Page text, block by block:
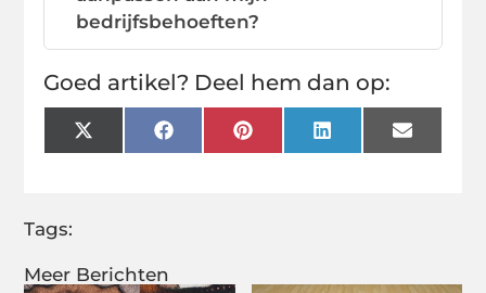
Meer Berichten
bedrijfsbehoeften?
Goed artikel? Deel hem dan op:
X
(Twitter)
FacebookPinterestLinkedInEmail
Tags: